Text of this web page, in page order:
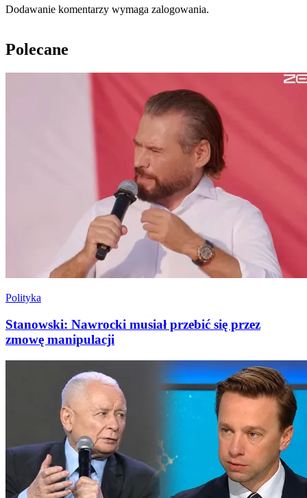
Dodawanie komentarzy wymaga zalogowania.
Polecane
Polityka
Stanowski: Nawrocki musiał przebić się przez
zmowę manipulacji